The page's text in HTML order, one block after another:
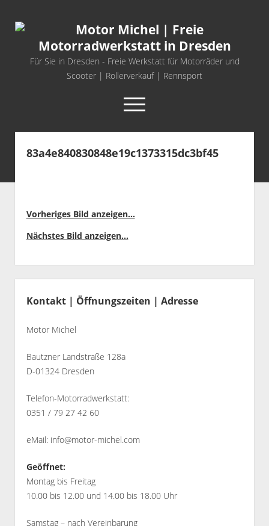
Motor
Michel
Motorradwerkstatt
Für Sie in Dresden - Freie Werkstatt für Motorräder und
Scooter | Rollerverkauf | Rennsport
open
menu
facebookinfo@motor-michel.com
email-formwhatsapp
Rennsport
open
Bilder
83a4e840830848e19c1373315dc3bf45
Vorheriges Bild anzeigen...
Nächstes Bild anzeigen...
Kontakt | Öffnungszeiten | Adresse
Motor Michel
Bautzner Landstraße 128a
D-01324 Dresden
Telefon-Motorradwerkstatt:
0351 / 79 27 42 60
eMail: info@motor-michel.com
Geöffnet:
Montag bis Freitag
10.00 bis 12.00 und 14.00 bis 18.00 Uhr
Samstag – nach Vereinbarung